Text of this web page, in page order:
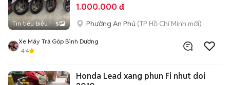
Tin tiêu biểu 5
1.000.000 đ
Phường An Phú (TP Hồ Chí Minh mới)
Xe Máy Trả Góp Bình Dương
4.4
Honda Lead xang phun Fi nhut doi